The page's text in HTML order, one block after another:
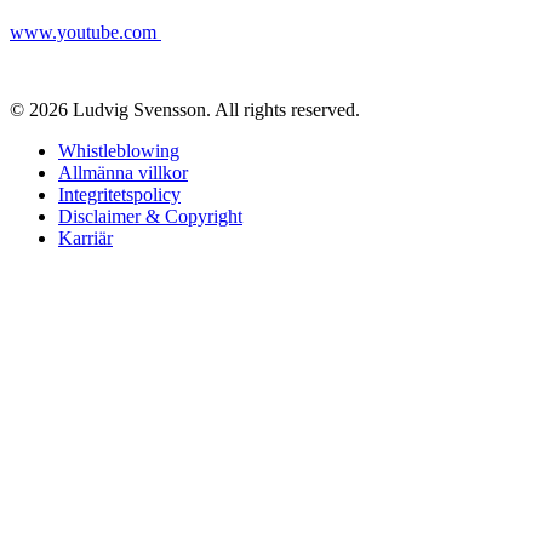
www.youtube.com
© 2026 Ludvig Svensson. All rights reserved.
Whistleblowing
Allmänna villkor
Integritetspolicy
Disclaimer & Copyright
Karriär